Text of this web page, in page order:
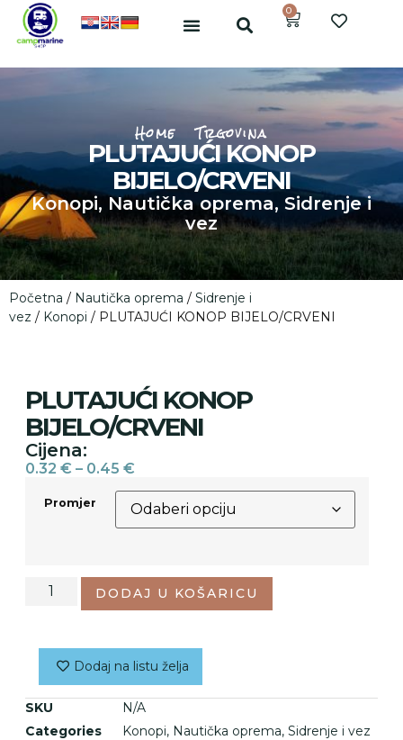
0
Home Trgovina
PLUTAJUĆI KONOP
BIJELO/CRVENI
Konopi, Nautička oprema, Sidrenje i
vez
Početna / Nautička oprema / Sidrenje i
vez / Konopi / PLUTAJUĆI KONOP BIJELO/CRVENI
PLUTAJUĆI KONOP
BIJELO/CRVENI
Cijena:
0.32 € – 0.45 €
Promjer
DODAJ U KOŠARICU
Dodaj na listu želja
SKU
N/A
Categories
Konopi, Nautička oprema, Sidrenje i vez